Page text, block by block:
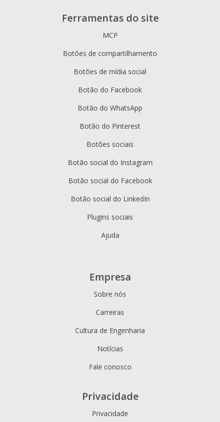
Ferramentas do site
MCP
Botões de compartilhamento
Botões de mídia social
Botão do Facebook
Botão do WhatsApp
Botão do Pinterest
Botões sociais
Botão social do Instagram
Botão social do Facebook
Botão social do LinkedIn
Plugins sociais
Ajuda
Empresa
Sobre nós
Carreiras
Cultura de Engenharia
Notícias
Fale conosco
Privacidade
Privacidade